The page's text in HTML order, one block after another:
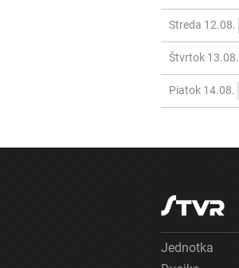
Streda 12.08.
Štvrtok 13.08.
Piatok 14.08.
Jednotka